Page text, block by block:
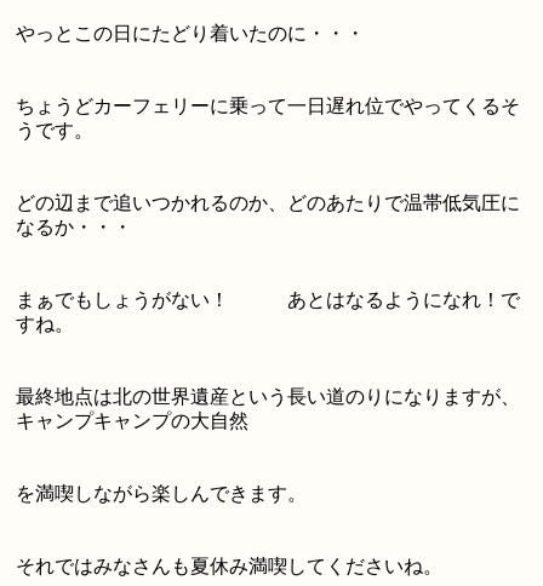
やっとこの日にたどり着いたのに・・・
ちょうどカーフェリーに乗って一日遅れ位でやってくるそ
うです。
どの辺まで追いつかれるのか、どのあたりで温帯低気圧に
なるか・・・
まぁでもしょうがない！ あとはなるようになれ！で
すね。
最終地点は北の世界遺産という長い道のりになりますが、
キャンプキャンプの大自然
を満喫しながら楽しんできます。
それではみなさんも夏休み満喫してくださいね。